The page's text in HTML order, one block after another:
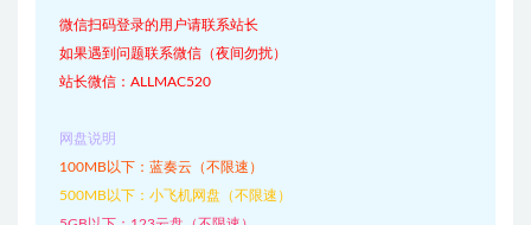
微信扫码登录的用户请联系站长
如果遇到问题联系微信（夜间勿扰）
站长微信：ALLMAC520
网盘说明
100MB以下：蓝奏云（不限速）
500MB以下：小飞机网盘（不限速）